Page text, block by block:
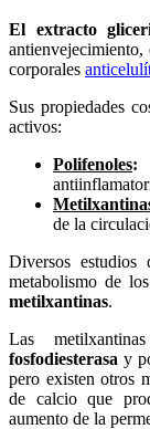
El extracto
antienvejecimiento,
corporales
Sus propiedades
activos:
Polifenoles:
de la
Diversos
metabolismo de
metilxantinas.
Las
fosfodiesterasa y
pero existen otros
de calcio que
aumento de la